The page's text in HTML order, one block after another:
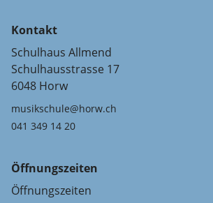
Kontakt
Schulhaus Allmend
Schulhausstrasse 17
6048 Horw
musikschule@horw.ch
041 349 14 20
Öffnungszeiten
Öffnungszeiten